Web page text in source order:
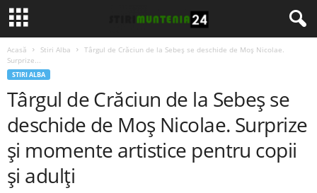
Acasă Stiri Alba
Târgul de Crăciun de la Sebeș se deschide de Moș Nicolae.
Surprize...
STIRI ALBA
Târgul de Crăciun de la Sebeș se
deschide de Moș Nicolae. Surprize
și momente artistice pentru copii
și adulți